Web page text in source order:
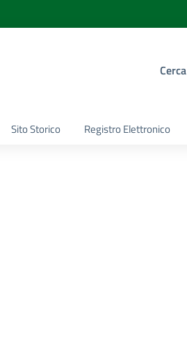
Cerca
Sito Storico Registro Elettronico